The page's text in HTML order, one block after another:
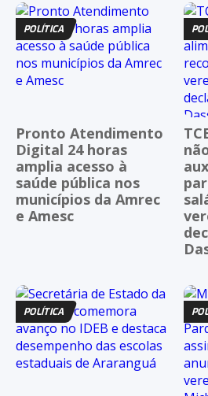
POLÍTICA
Pronto Atendimento
Digital 24 horas
amplia acesso à
saúde pública nos
municípios da Amrec
e Amesc
POLÍTICA